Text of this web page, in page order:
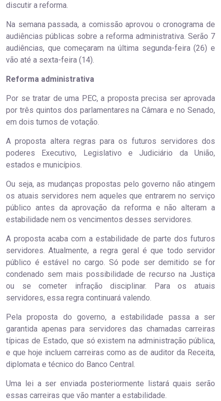
discutir a reforma.
Na semana passada, a comissão aprovou o cronograma de
audiências públicas sobre a reforma administrativa. Serão 7
audiências, que começaram na última segunda-feira (26) e
vão até a sexta-feira (14).
Reforma administrativa
Por se tratar de uma PEC, a proposta precisa ser aprovada
por três quintos dos parlamentares na Câmara e no Senado,
em dois turnos de votação.
A proposta altera regras para os futuros servidores dos
poderes Executivo, Legislativo e Judiciário da União,
estados e municípios.
Ou seja, as mudanças propostas pelo governo não atingem
os atuais servidores nem aqueles que entrarem no serviço
público antes da aprovação da reforma e não alteram a
estabilidade nem os vencimentos desses servidores.
A proposta acaba com a estabilidade de parte dos futuros
servidores. Atualmente, a regra geral é que todo servidor
público é estável no cargo. Só pode ser demitido se for
condenado sem mais possibilidade de recurso na Justiça
ou se cometer infração disciplinar. Para os atuais
servidores, essa regra continuará valendo.
Pela proposta do governo, a estabilidade passa a ser
garantida apenas para servidores das chamadas carreiras
típicas de Estado, que só existem na administração pública,
e que hoje incluem carreiras como as de auditor da Receita,
diplomata e técnico do Banco Central.
Uma lei a ser enviada posteriormente listará quais serão
essas carreiras que vão manter a estabilidade.